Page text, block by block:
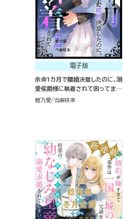
電子版
余命1カ月で離婚決意したのに、溺
愛侯爵様に執着されて困ってます
（単話版）
館乃愛 当麻咲来